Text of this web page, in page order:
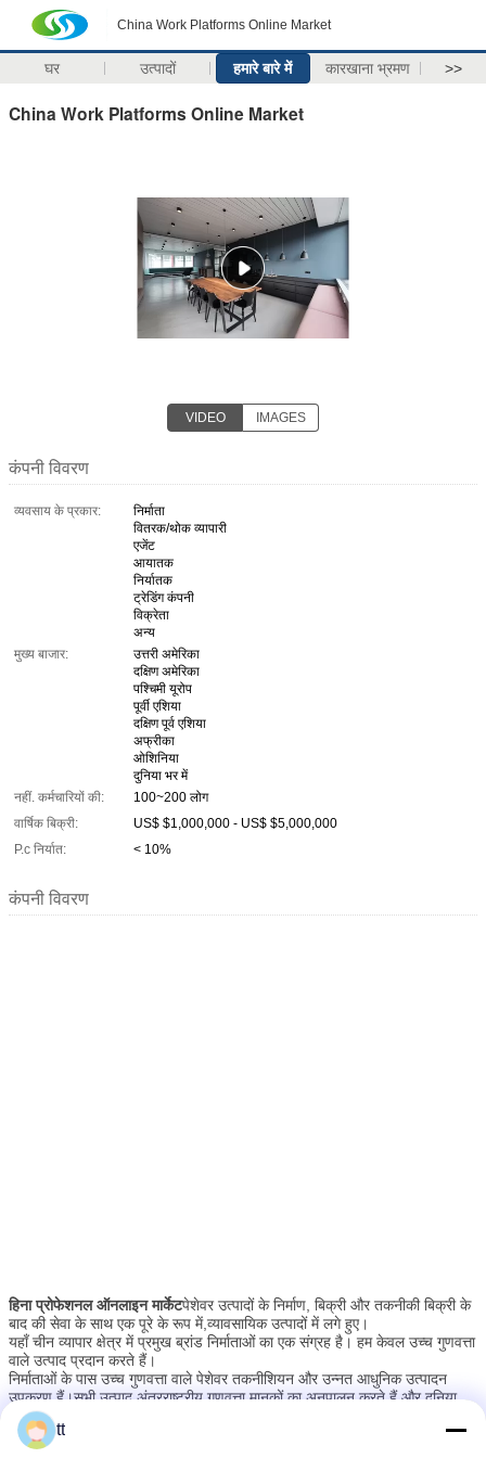
China Work Platforms Online Market
घर उत्पादों हमारे बारे में कारखाना भ्रमण >>
China Work Platforms Online Market
VIDEO IMAGES
कंपनी विवरण
व्यवसाय के प्रकार:
निर्माता
वितरक/थोक व्यापारी
एजेंट
आयातक
निर्यातक
ट्रेडिंग कंपनी
विक्रेता
अन्य
मुख्य बाजार:
उत्तरी अमेरिका
दक्षिण अमेरिका
पश्चिमी यूरोप
पूर्वी एशिया
दक्षिण पूर्व एशिया
अफ्रीका
ओशिनिया
दुनिया भर में
नहीं. कर्मचारियों की:
100~200 लोग
वार्षिक बिक्री:
US$ $1,000,000 - US$ $5,000,000
P.c निर्यात:
< 10%
कंपनी विवरण
हिना प्रोफेशनल ऑनलाइन मार्केटपेशेवर उत्पादों के निर्माण, बिक्री और तकनीकी बिक्री के
बाद की सेवा के साथ एक पूरे के रूप में,व्यावसायिक उत्पादों में लगे हुए।
यहाँ चीन व्यापार क्षेत्र में प्रमुख ब्रांड निर्माताओं का एक संग्रह है। हम केवल उच्च गुणवत्ता
वाले उत्पाद प्रदान करते हैं।
निर्माताओं के पास उच्च गुणवत्ता वाले पेशेवर तकनीशियन और उन्नत आधुनिक उत्पादन
उपकरण हैं।सभी उत्पाद अंतरराष्ट्रीय गुणवत्ता मानकों का अनुपालन करते हैं और दुनिया भर
के विभिन्न बाजारों में बहुत सराहना की जाती है।उनकी अच्छी तरह से सुसज्जित सुविधाएं
और उत्पादन के सभी चरणों में उत्कृष्ट गुणवत्ता नियंत्रण हमें ग्राहकों की पूर्ण संतुष्टि की
गारंटी देने में सक्षम बनाता है।
हमारे उच्च गुणवत्ता वाले उत्पादों और उत्कृष्ट ग्राहक सेवा के परिणामस्वरूप, उन्होंने
उत्तरी अमेरिका, दक्षिण अमेरिका, ओशिनिया और पश्चिमी यूरोप तक पहुंचते हुए एक
tt